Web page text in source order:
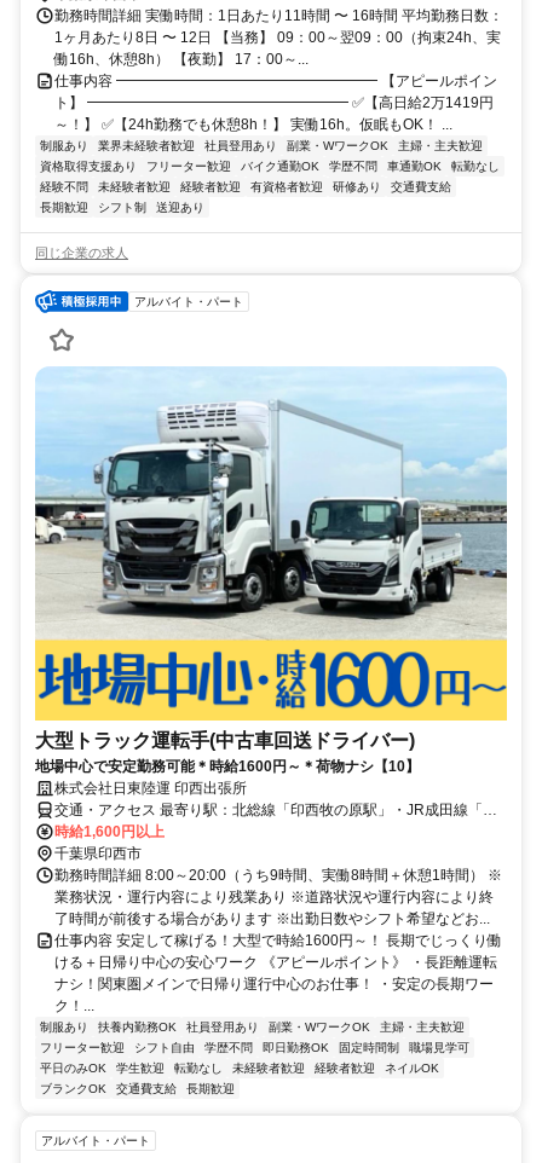
勤務時間詳細 実働時間：1日あたり11時間 〜 16時間 平均勤務日数：
1ヶ月あたり8日 〜 12日 【当務】 09：00～翌09：00（拘束24h、実
働16h、休憩8h） 【夜勤】 17：00～...
仕事内容 ━━━━━━━━━━━━━━━━━━ 【アピールポイン
ト】 ━━━━━━━━━━━━━━━━━━ ✅【高日給2万1419円
～！】 ✅【24h勤務でも休憩8h！】 実働16h。仮眠もOK！ ...
制服あり 業界未経験者歓迎 社員登用あり 副業・WワークOK
主婦・主夫歓迎
資格取得支援あり
フリーター歓迎 バイク通勤OK 学歴不問 車通勤OK
転勤なし
経験不問
未経験者歓迎 経験者歓迎 有資格者歓迎 研修あり
交通費支給
長期歓迎
シフト制 送迎あり
同じ企業の求人
アルバイト・パート
大型トラック運転手(中古車回送ドライバー)
地場中心で安定勤務可能＊時給1600円～＊荷物ナシ【10】
株式会社日東陸運 印西出張所
交通・アクセス 最寄り駅：北総線「印西牧の原駅」・JR成田線「木
下駅」
時給1,600円以上
千葉県印西市
勤務時間詳細 8:00～20:00（うち9時間、実働8時間＋休憩1時間） ※
業務状況・運行内容により残業あり ※道路状況や運行内容により終
了時間が前後する場合があります ※出勤日数やシフト希望などお...
仕事内容 安定して稼げる！大型で時給1600円～！ 長期でじっくり働
ける＋日帰り中心の安心ワーク 《アピールポイント》 ・長距離運転
ナシ！関東圏メインで日帰り運行中心のお仕事！ ・安定の長期ワー
ク！...
制服あり 扶養内勤務OK 社員登用あり 副業・WワークOK
主婦・主夫歓迎
フリーター歓迎
シフト自由 学歴不問 即日勤務OK 固定時間制
職場見学可
平日のみOK
学生歓迎 転勤なし 未経験者歓迎 経験者歓迎
ネイルOK
ブランクOK
交通費支給 長期歓迎
アルバイト・パート